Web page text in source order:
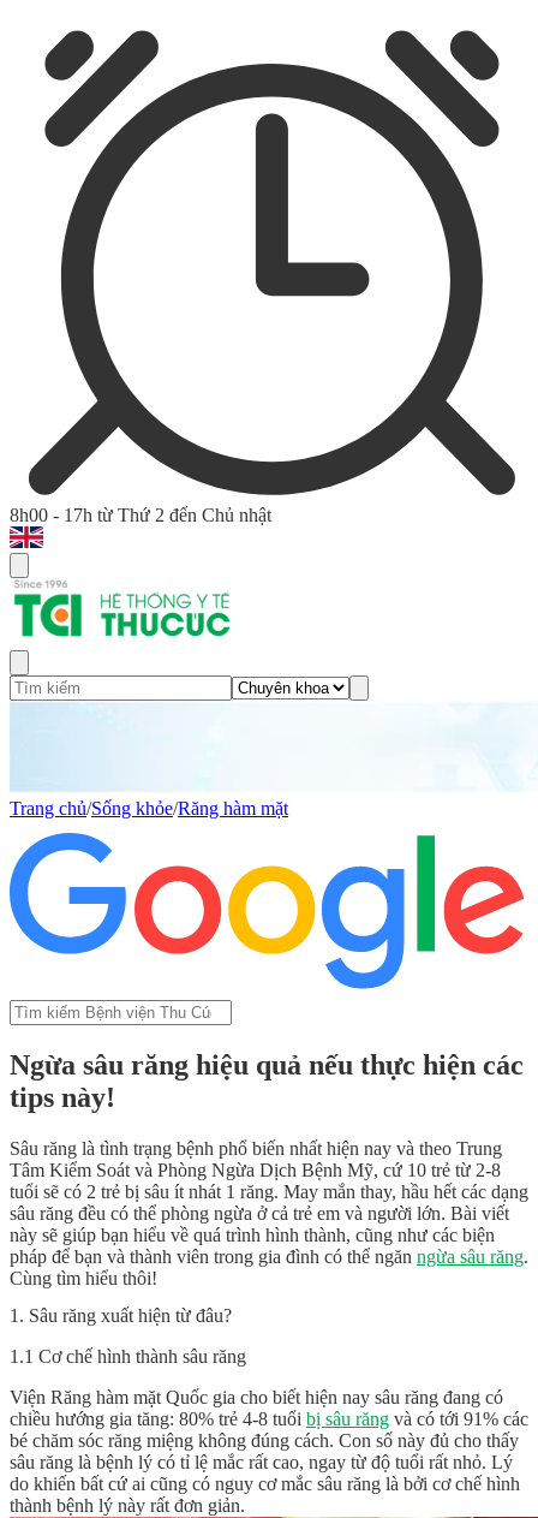
8h00 - 17h từ Thứ 2 đến Chủ nhật
Trang chủ/Sống khỏe/Răng hàm mặt
Ngừa sâu răng hiệu quả nếu thực hiện các
tips này!
Sâu răng là tình trạng bệnh phổ biến nhất hiện nay và theo Trung
Tâm Kiểm Soát và Phòng Ngừa Dịch Bệnh Mỹ, cứ 10 trẻ từ 2-8
tuổi sẽ có 2 trẻ bị sâu ít nhát 1 răng. May mắn thay, hầu hết các dạng
sâu răng đều có thể phòng ngừa ở cả trẻ em và người lớn. Bài viết
này sẽ giúp bạn hiểu về quá trình hình thành, cũng như các biện
pháp để bạn và thành viên trong gia đình có thể ngăn ngừa sâu răng.
Cùng tìm hiểu thôi!
1. Sâu răng xuất hiện từ đâu?
1.1 Cơ chế hình thành sâu răng
Viện Răng hàm mặt Quốc gia cho biết hiện nay sâu răng đang có
chiều hướng gia tăng: 80% trẻ 4-8 tuổi bị sâu răng và có tới 91% các
bé chăm sóc răng miệng không đúng cách. Con số này đủ cho thấy
sâu răng là bệnh lý có tỉ lệ mắc rất cao, ngay từ độ tuổi rất nhỏ. Lý
do khiến bất cứ ai cũng có nguy cơ mắc sâu răng là bởi cơ chế hình
thành bệnh lý này rất đơn giản.